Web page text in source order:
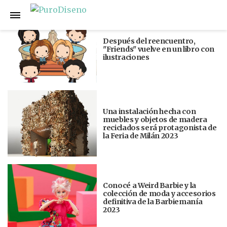
Anterior
Después del reencuentro,
"Friends" vuelve en un libro con
ilustraciones
Una instalación hecha con
muebles y objetos de madera
reciclados será protagonista de
la Feria de Milán 2023
Conocé a Weird Barbie y la
colección de moda y accesorios
definitiva de la Barbiemanía
2023
Siguiente